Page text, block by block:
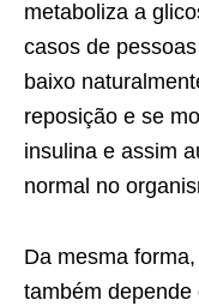
metaboliza a
casos de
baixo
reposição e se
insulina e assim
normal no
Da mesma
também